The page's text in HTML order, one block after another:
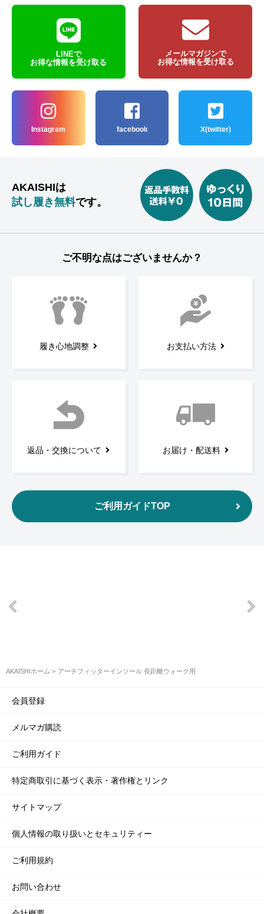
LINEで
お得な情報を受け取る
メールマガジンで
お得な情報を受け取る
Instagram facebook X(twitter)
AKAISHIは
試し履き無料です。
ご不明な点はございませんか？
履き心地調整 お支払い方法
返品・交換について お届け・配送料
ご利用ガイドTOP
AKAISHIホーム アーチフィッターインソール 長距離ウォーク用
会員登録
メルマガ購読
ご利用ガイド
特定商取引に基づく表示・著作権とリンク
サイトマップ
個人情報の取り扱いとセキュリティー
ご利用規約
お問い合わせ